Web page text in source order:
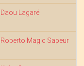
Daou Lagaré
Roberto Magic Sapeur